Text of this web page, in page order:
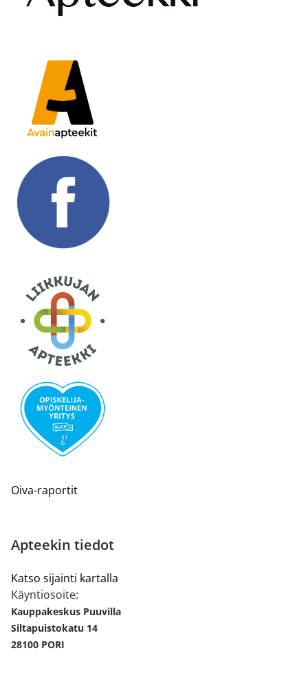
Oiva-raportit
Apteekin tiedot
Katso sijainti kartalla
Käyntiosoite:
Kauppakeskus Puuvilla
Siltapuistokatu 14
28100 PORI